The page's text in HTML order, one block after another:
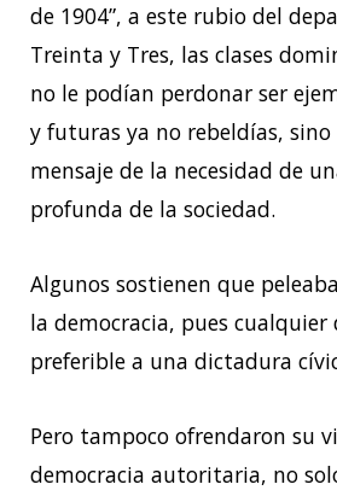
de 1904”, a este rubio del
Treinta y Tres, las clases
no le podían perdonar ser
y futuras ya no rebeldías,
mensaje de la necesidad de
profunda de la sociedad.
Algunos sostienen que
la democracia, pues cualquier
preferible a una dictadura
Pero tampoco ofrendaron su
democracia autoritaria, no